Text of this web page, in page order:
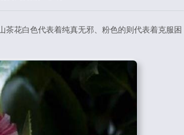
花白色代表着纯真无邪、粉色的则代表着克服困